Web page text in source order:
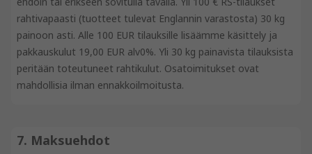
rahtivapaasti (tuotteet tulevat Englannin varastosta) 30 kg
painoon asti. Alle 100 EUR tilauksille lisäämme käsittely ja
pakkauskulut 19,00 EUR alv0%. Yli 30 kg painavista tilauksista
peritään toteutuneet rahtikulut. Osatoimitukset ovat
mahdollisia ilman ennakkoilmoitusta.
7. Maksuehdot